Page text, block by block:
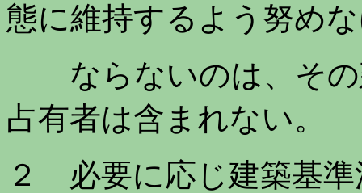
態に維持するよう努め
ならないのは、その
占有者は含まれない。
２ 必要に応じ建築基準